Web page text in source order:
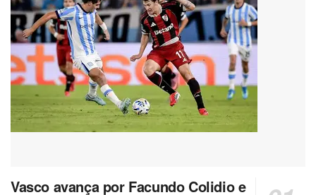
Vasco avança por Facundo Colidio e